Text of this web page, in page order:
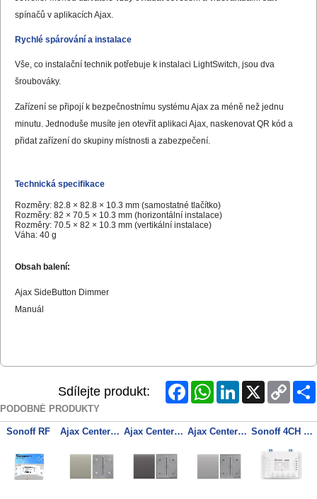
spínačů v aplikacích Ajax.
Rychlé spárování a instalace
Vše, co instalační technik potřebuje k instalaci LightSwitch, jsou dva
šroubováky.
Zařízení se připojí k bezpečnostnímu systému Ajax za méně než jednu
minutu. Jednoduše musíte jen otevřít aplikaci Ajax, naskenovat QR kód a
přidat zařízení do skupiny místnosti a zabezpečení.
Technická specifikace
Rozměry: 82.8 × 82.8 × 10.3 mm (samostatné tlačítko)
Rozměry: 82 × 70.5 × 10.3 mm (horizontální instalace)
Rozměry: 70.5 × 82 × 10.3 mm (vertikální instalace)
Váha: 40 g
Obsah balení:
Ajax SideButton Dimmer
Manuál
Sdílejte produkt: FacebookWhatsAppLinkedInX
Copy
Link
PODOBNÉ PRODUKTY
Sonoff RF Ajax CenterButton (1-gang/2-way) olive (46013) - Středové tlačítko (spínač řazení 1, 6) Ajax CenterButton (1-gang/2-way) grey (46011) - Středové tlačítko (spínač řazení 1, 6) Ajax CenterButton (1-gang/2-way) fog (46009) - Středové tlačítko (spínač řazení 1, 6) Sonoff 4CH Pro R3 4 Kanálový WiFI Spínač